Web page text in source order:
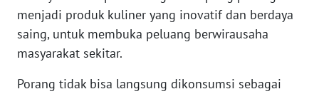
menjadi produk kuliner yang inovatif dan berdaya
saing, untuk membuka peluang berwirausaha
masyarakat sekitar.
Porang tidak bisa langsung dikonsumsi sebagai
INFO
IKLAN
KAMI